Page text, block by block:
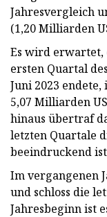
Jahresvergleich
(1,20 Milliarden
Es wird erwartet,
ersten Quartal
Juni 2023
5,07 Milliarden
hinaus übertraf
letzten Quartale
beeindruckend
Im vergangenen
und schloss die
Jahresbeginn ist